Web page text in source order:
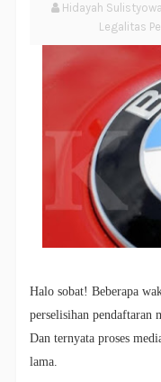
Hidayah
Legalitas
Halo sobat! Beberapa
perselisihan
Dan ternyata proses
lama.